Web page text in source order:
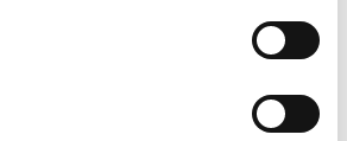
FLEX Isolierglas-Linie", sagt Mark